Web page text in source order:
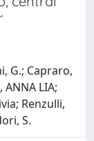
G.; Capraro,
LIA;
Renzulli,
S.